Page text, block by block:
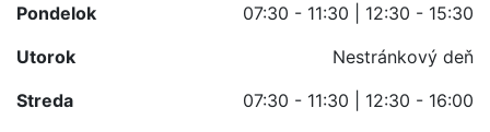
Pondelok
07:30 - 11:30 | 12:30 - 15:30
Utorok
Nestránkový deň
Streda
07:30 - 11:30 | 12:30 - 16:00